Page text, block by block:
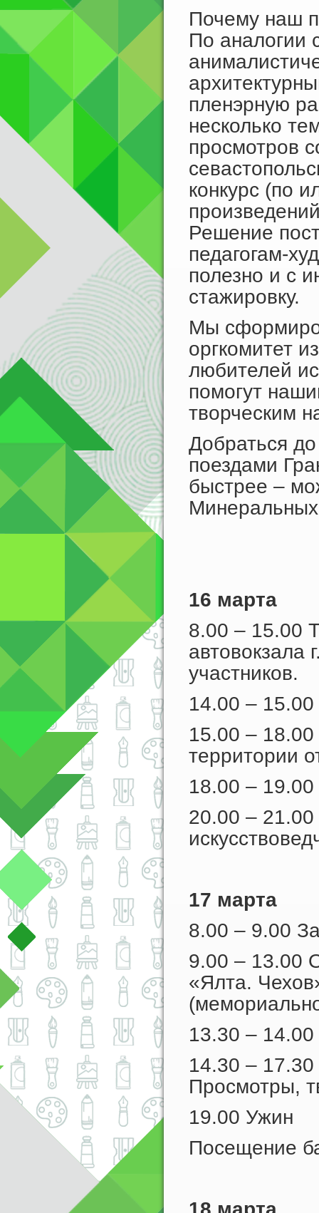
Почему наш
По аналогии
пленэрную
несколько
просмотров
конкурс (по
Решение
педагогам-
полезно и с
стажировку.
Мы
оргкомитет
любителей
помогут
творческим
Добраться
поездами
быстрее –
16 марта
8.00 – 15.00
автовокзала
участников.
14.00 –
15.00 –
территории
18.00 –
20.00 –
17 марта
8.00 – 9.00
9.00 – 13.00
«Ялта.
13.30 –
14.30 –
Просмотры,
19.00 Ужин
Посещение